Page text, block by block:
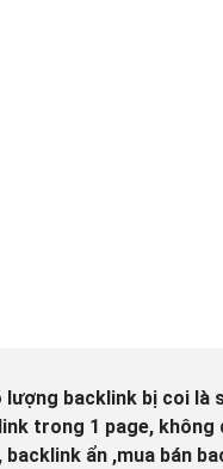
backlink bị coi
trong 1 page,
ẩn ,mua bán